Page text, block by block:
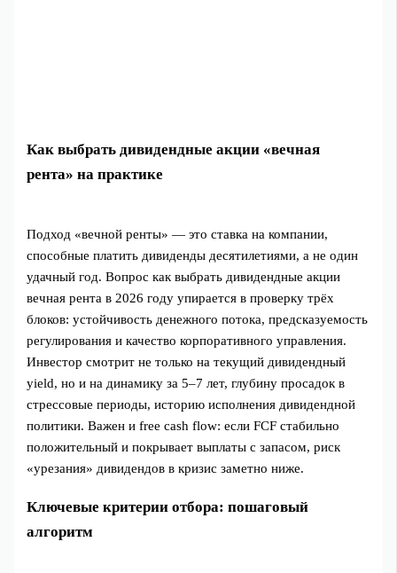
Как выбрать дивидендные акции «вечная
рента» на практике
Подход «вечной ренты» — это ставка на компании,
способные платить дивиденды десятилетиями, а не один
удачный год. Вопрос как выбрать дивидендные акции
вечная рента в 2026 году упирается в проверку трёх
блоков: устойчивость денежного потока, предсказуемость
регулирования и качество корпоративного управления.
Инвестор смотрит не только на текущий дивидендный
yield, но и на динамику за 5–7 лет, глубину просадок в
стрессовые периоды, историю исполнения дивидендной
политики. Важен и free cash flow: если FCF стабильно
положительный и покрывает выплаты с запасом, риск
«урезания» дивидендов в кризис заметно ниже.
Ключевые критерии отбора: пошаговый
алгоритм